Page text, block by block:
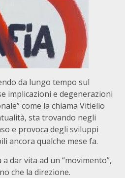
da lungo tempo sul
implicazioni e degenerazioni
come la chiama Vitiello
sta trovando negli
e provoca degli sviluppi
ancora qualche mese fa.
dar vita ad un “movimento”,
che la direzione.